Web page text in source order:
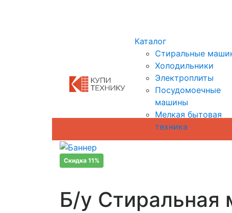
Каталог
Стиральные
Холодильники
Электроплиты
Посудомоечные
машины
Мелкая бытовая
техника
Скидка 11%
Б/у Стиральная